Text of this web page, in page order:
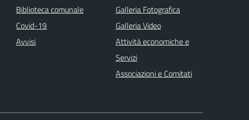
Biblioteca comunale
Covid-19
Avvisi
Galleria Fotografica
Galleria Video
Attività economiche e
Servizi
Associazioni e Comitati